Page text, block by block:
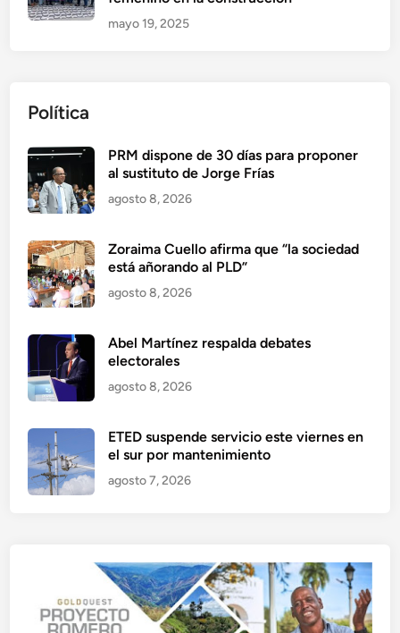
mayo 19, 2025
Política
PRM dispone de 30 días para proponer
al sustituto de Jorge Frías
agosto 8, 2026
Zoraima Cuello afirma que “la sociedad
está añorando al PLD”
agosto 8, 2026
Abel Martínez respalda debates
electorales
agosto 8, 2026
ETED suspende servicio este viernes en
el sur por mantenimiento
agosto 7, 2026